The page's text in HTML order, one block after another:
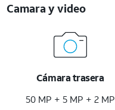
Camara y video
Cámara trasera
50 MP + 5 MP + 2 MP